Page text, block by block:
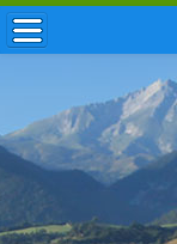
ACCUEIL /
MUNICIPALITÉ
VIE LOCALE
ENFANCE